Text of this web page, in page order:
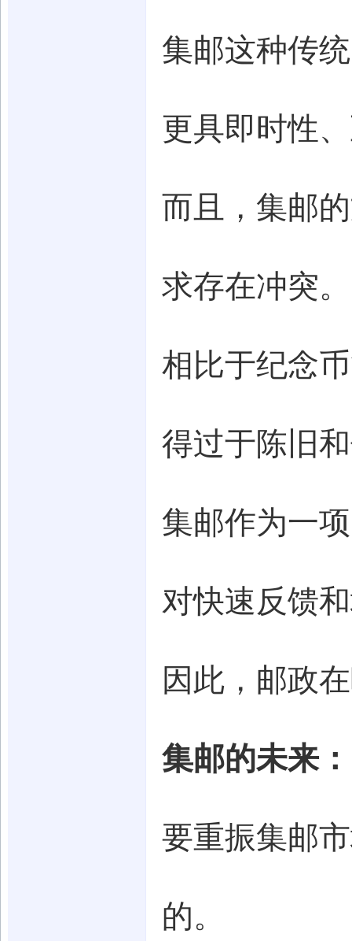
集邮这种传
更具即时性
而且，集邮
求存在冲突。
相比于纪念
得过于陈旧
集邮作为一
对快速反馈
因此，邮政
集邮的未来
要重振集邮
的。